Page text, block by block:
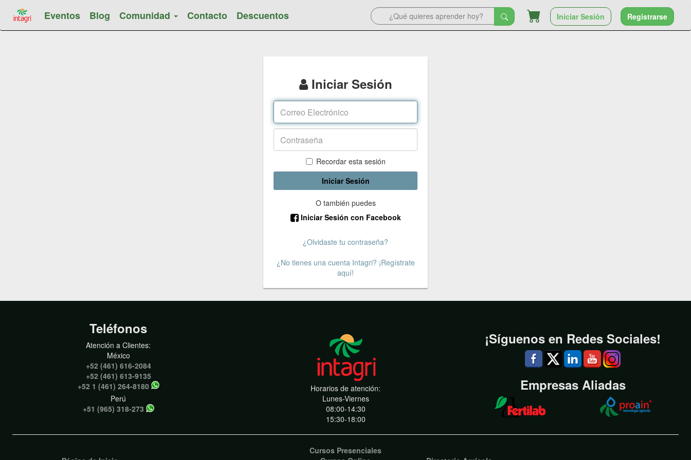
Eventos Blog Comunidad Contacto Descuentos Iniciar Sesión Registrarse
Iniciar Sesión
Recordar esta sesión
Iniciar Sesión
O también puedes
Iniciar Sesión con Facebook
¿Olvidaste tu contraseña?
¿No tienes una cuenta Intagri? ¡Regístrate
aquí!
Teléfonos
Atención a Clientes:
México
+52 (461) 616-2084
+52 (461) 613-9135
+52 1 (461) 264-8180
Perú
+51 (965) 318-273
Horarios de atención:
Lunes-Viernes
08:00-14:30
15:30-18:00
¡Síguenos en Redes Sociales!
Empresas Aliadas
Cursos Presenciales